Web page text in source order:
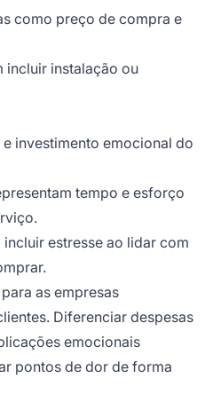
como preço de compra e
incluir instalação ou
investimento emocional do
tempo e esforço
estresse ao lidar com
as empresas
Diferenciar despesas
emocionais
pontos de dor de forma